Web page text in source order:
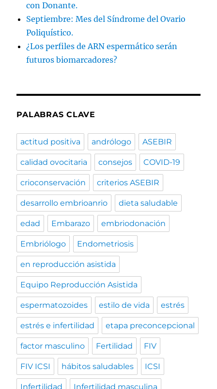
con Donante.
Septiembre: Mes del Síndrome del Ovario
Poliquístico.
¿Los perfiles de ARN espermático serán
futuros biomarcadores?
PALABRAS CLAVE
actitud positiva andrólogo ASEBIR
calidad ovocitaria consejos COVID-19
crioconservación criterios ASEBIR
desarrollo embrioanrio dieta saludable
edad Embarazo embriodonación
Embriólogo Endometriosis
en reproducción asistida
Equipo Reproducción Asistida
espermatozoides estilo de vida estrés
estrés e infertilidad etapa preconcepcional
factor masculino Fertilidad FIV
FIV ICSI hábitos saludables ICSI
Infertilidad Infertilidad masculina